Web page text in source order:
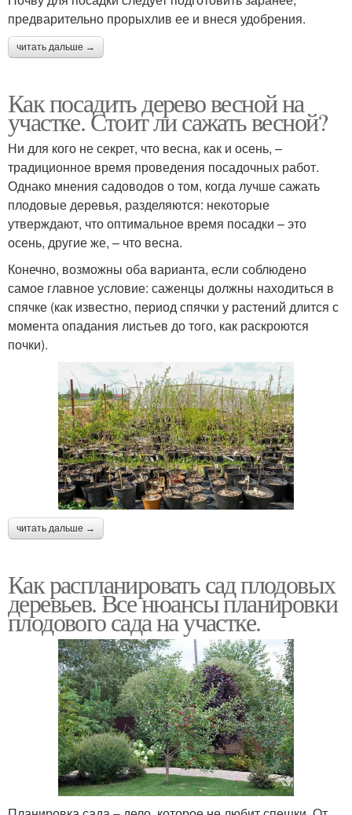
предварительно прорыхлив ее и внеся удобрения.
читать дальше →
Как посадить дерево весной на
участке. Стоит ли сажать весной?
Ни для кого не секрет, что весна, как и осень, –
традиционное время проведения посадочных работ.
Однако мнения садоводов о том, когда лучше сажать
плодовые деревья, разделяются: некоторые
утверждают, что оптимальное время посадки – это
осень, другие же, – что весна.
Конечно, возможны оба варианта, если соблюдено
самое главное условие: саженцы должны находиться в
спячке (как известно, период спячки у растений длится с
момента опадания листьев до того, как раскроются
почки).
читать дальше →
Как распланировать сад плодовых
деревьев. Все нюансы планировки
плодового сада на участке.